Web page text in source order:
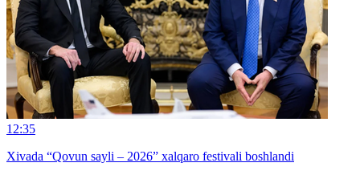
12:35
Xivada “Qovun sayli – 2026” xalqaro festivali boshlandi